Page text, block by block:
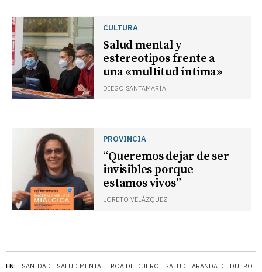
EN: SANIDAD SALUD MENTAL ROA DE DUERO SALUD ARANDA DE DUERO
CULTURA
Salud mental y
estereotipos frente a
una «multitud íntima»
DIEGO SANTAMARÍA
PROVINCIA
“Queremos dejar de ser
invisibles porque
estamos vivos”
LORETO VELÁZQUEZ